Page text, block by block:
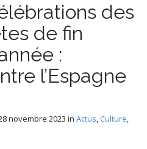
des
de fin
:
l’Espagne
novembre 2023 in Actus, Culture,